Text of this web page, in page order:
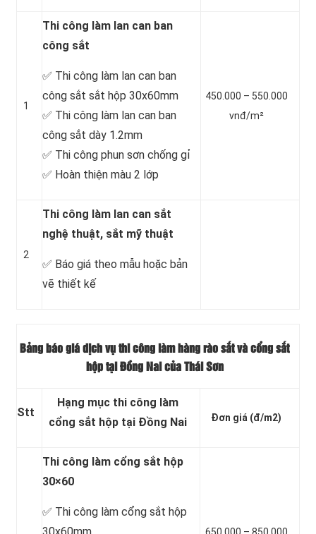
1
Thi công làm lan can ban
công sắt
✅ Thi công làm lan can ban
công sắt sắt hộp 30x60mm
✅ Thi công làm lan can ban
công sắt dày 1.2mm
✅ Thi công phun sơn chống gỉ
✅ Hoàn thiện màu 2 lớp
450.000 – 550.000
vnđ/m²
2
Thi công làm lan can sắt
nghệ thuật, sắt mỹ thuật
✅ Báo giá theo mẫu hoặc bản
vẽ thiết kế
Bảng báo giá dịch vụ thi công làm hàng rào sắt và cổng sắt
hộp tại Đồng Nai của Thái Sơn
Stt
Hạng mục thi công làm
cổng sắt hộp tại Đồng Nai
Đơn giá (đ/m2)
Thi công làm cổng sắt hộp
30×60
✅ Thi công làm cổng sắt hộp